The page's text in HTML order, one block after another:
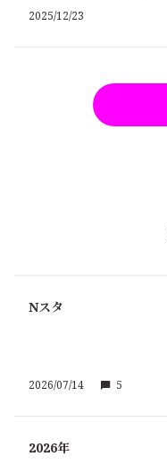
2025/12/23
Nスタ
2026/07/14 5
2026年